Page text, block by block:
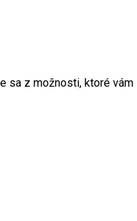
sa z možnosti, ktoré vám